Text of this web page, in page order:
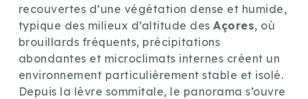
recouvertes d’une végétation dense et humide,
typique des milieux d’altitude desAçores, où
brouillards fréquents, précipitations
abondantes et microclimats internes créent un
environnement particulièrement stable et isolé.
Depuis la lèvre sommitale, le panorama s’ouvre